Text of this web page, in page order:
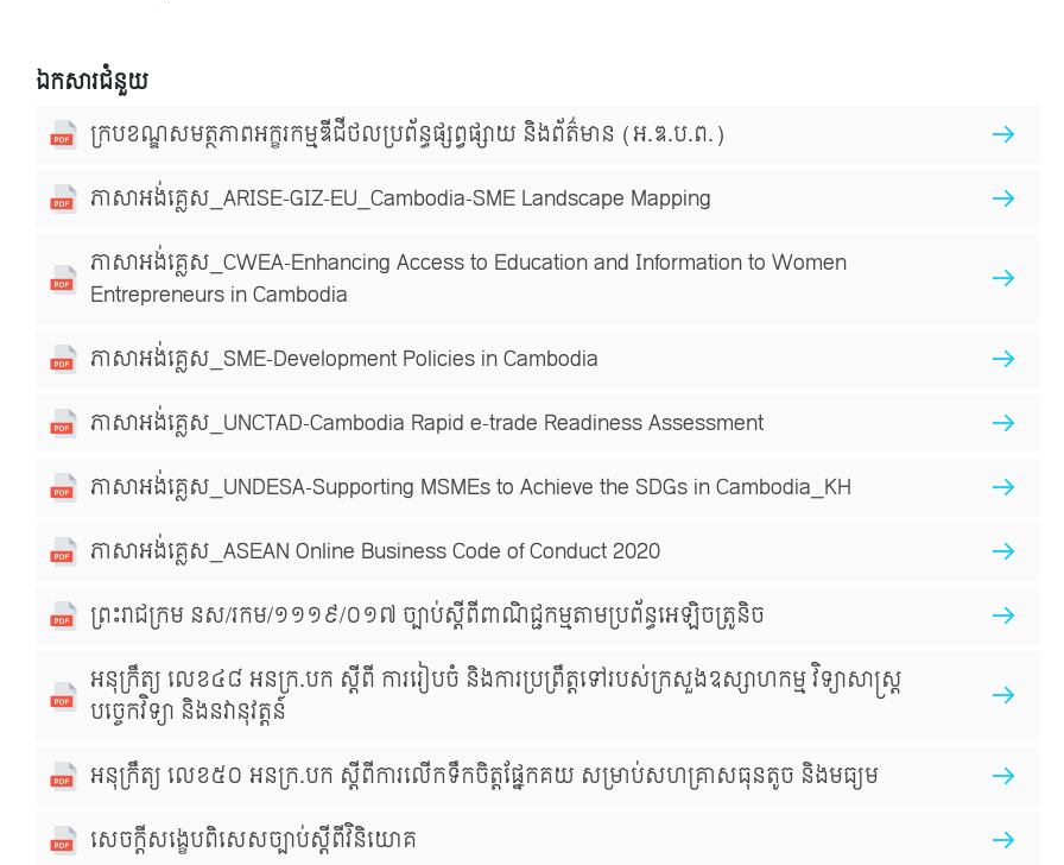
ឯកសារជំនួយ
ក្របខណ្ឌសមត្ថភាពអក្ខរកម្មឌីជីថលប្រព័ន្ធផ្សព្វផ្សាយ និងព័ត៌មាន (អ.ឌ.ប.ព.)
ភាសាអង់គ្លេស_ARISE-GIZ-EU_Cambodia-SME Landscape Mapping
ភាសាអង់គ្លេស_CWEA-Enhancing Access to Education and Information to Women
Entrepreneurs in Cambodia
ភាសាអង់គ្លេស_SME-Development Policies in Cambodia
ភាសាអង់គ្លេស_UNCTAD-Cambodia Rapid e-trade Readiness Assessment
ភាសាអង់គ្លេស_UNDESA-Supporting MSMEs to Achieve the SDGs in Cambodia_KH
ភាសាអង់គ្លេស_ASEAN Online Business Code of Conduct 2020
ព្រះរាជក្រម នស/រកម/១១១៩/០១៧ ច្បាប់ស្ដីពីពាណិជ្ជកម្មតាមប្រព័ន្ធអេឡិចត្រូនិច
អនុក្រឹត្យ លេខ៤៨ អនក្រ.បក ស្ដីពី ការរៀបចំ និងការប្រព្រឹត្តទៅរបស់ក្រសួងឧស្សាហកម្ម វិទ្យាសាស្រ្ត
បច្ចេកវិទ្យា និងនវានុវត្តន៍
អនុក្រឹត្យ លេខ៥០ អនក្រ.បក ស្ដីពីការលើកទឹកចិត្តផ្នែកគយ សម្រាប់សហគ្រាសធុនតូច និងមធ្យម
សេចក្ដីសង្ខេបពិសេសច្បាប់ស្ដីពីវិនិយោគ